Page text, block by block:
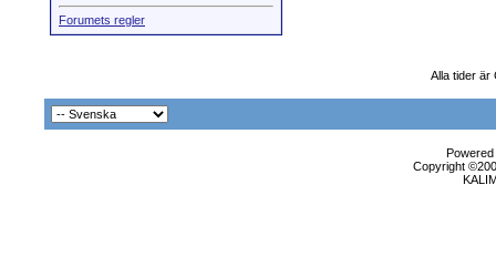
Forumets regler
Alla tider är
Copyright